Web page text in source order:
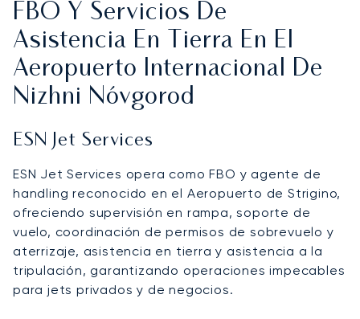
FBO Y Servicios De
Asistencia En Tierra En El
Aeropuerto Internacional De
Nizhni Nóvgorod
ESN Jet Services
ESN Jet Services opera como FBO y agente de
handling reconocido en el Aeropuerto de Strigino,
ofreciendo supervisión en rampa, soporte de
vuelo, coordinación de permisos de sobrevuelo y
aterrizaje, asistencia en tierra y asistencia a la
tripulación, garantizando operaciones impecables
para jets privados y de negocios.